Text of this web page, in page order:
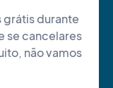
grátis durante
se cancelares
não vamos